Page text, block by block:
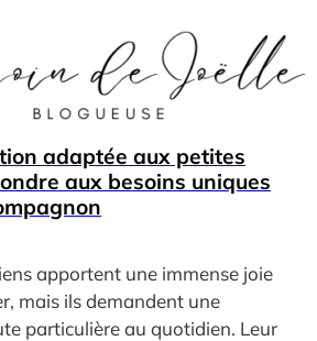
adaptée aux petites
aux besoins uniques
apportent une immense joie
mais ils demandent une
particulière au quotidien. Leur